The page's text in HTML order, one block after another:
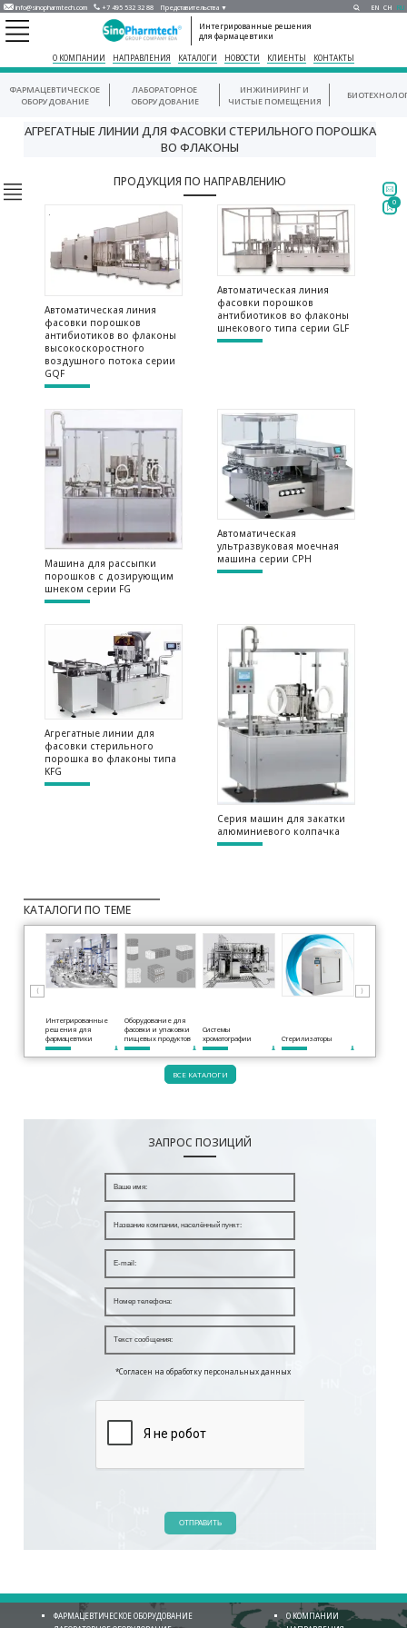
info@sinopharmtech.com +7 495 532 32 88 Представительства ▼ EN CH RU
Интегрированные решения
для фармацевтики
О КОМПАНИИ НАПРАВЛЕНИЯ КАТАЛОГИ НОВОСТИ КЛИЕНТЫ КОНТАКТЫ
ФАРМАЦЕВТИЧЕСКОЕ
ОБОРУДОВАНИЕ
ЛАБОРАТОРНОЕ
ОБОРУДОВАНИЕ
ИНЖИНИРИНГ И
ЧИСТЫЕ ПОМЕЩЕНИЯ
АГРЕГАТНЫЕ ЛИНИИ ДЛЯ ФАСОВКИ СТЕРИЛЬНОГО ПОРОШКА
ВО ФЛАКОНЫ
ПРОДУКЦИЯ ПО НАПРАВЛЕНИЮ
Автоматическая линия
фасовки порошков
антибиотиков во флаконы
высокоскоростного
воздушного потока серии
GQF
Автоматическая линия
фасовки порошков
антибиотиков во флаконы
шнекового типа серии GLF
Машина для рассыпки
порошков с дозирующим
шнеком серии FG
Автоматическая
ультразвуковая моечная
машина серии СРН
Агрегатные линии для
фасовки стерильного
порошка во флаконы типа
KFG
Серия машин для закатки
алюминиевого колпачка
КАТАЛОГИ ПО ТЕМЕ
Интегрированные
решения для
фармацевтики
Оборудование для
фасовки и упаковки
пищевых продуктов
Системы
хроматографии
Стерилизаторы
ВСЕ КАТАЛОГИ
ЗАПРОС ПОЗИЦИЙ
*Согласен на обработку персональных данных
ОТПРАВИТЬ
0
ФАРМАЦЕВТИЧЕСКОЕ ОБОРУДОВАНИЕ
О КОМПАНИИ